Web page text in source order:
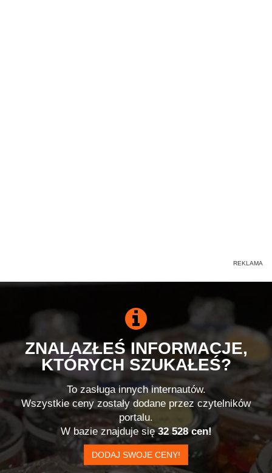
ZNALAZŁEŚ INFORMACJE,
KTÓRYCH SZUKAŁEŚ?
To zasługa innych internautów.
Wszystkie ceny zostały dodane przez czytelników
portalu.
W bazie znajduje się32 528 cen!
DODAJ SWOJE CENY!